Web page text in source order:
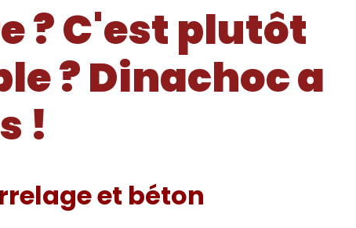
? C'est plutôt
? Dinachoc a
!
et béton